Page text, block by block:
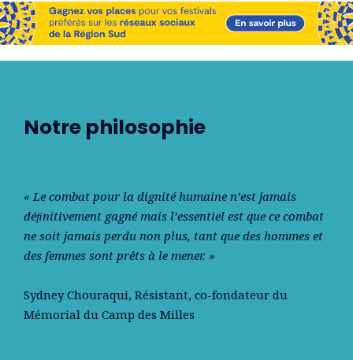
Notre philosophie
« Le combat pour la dignité humaine n’est jamais
déﬁnitivement gagné mais l’essentiel est que ce combat
ne soit jamais perdu non plus, tant que des hommes et
des femmes sont prêts à le mener. »
Sydney Chouraqui, Résistant, co-fondateur du
Mémorial du Camp des Milles